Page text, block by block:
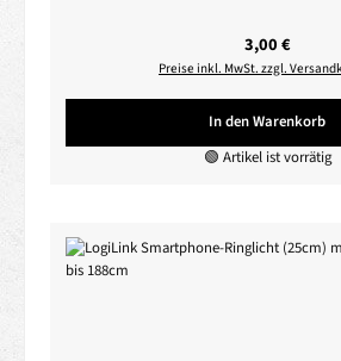
Regulärer
3,00 €
Preise inkl. MwSt. zzgl.
In den Warenkorb
🟢 Artikel ist vorrätig